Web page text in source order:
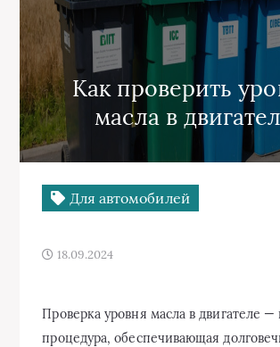
Как проверить
масла в
Для автомобилей
18.09.2024
Проверка уровня масла в двигателе —
процедура, обеспечивающая